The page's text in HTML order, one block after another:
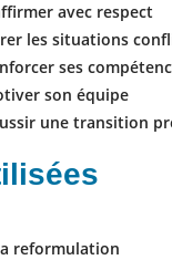
avec respect
les situations
ses
son équipe
une transition
reformulation